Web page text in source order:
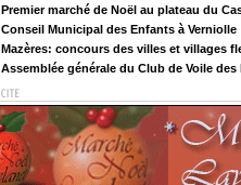
Premier marché de Noël au plateau du
Conseil Municipal des Enfants à Verniolle
Mazères: concours des villes et villages
Assemblée générale du Club de Voile des